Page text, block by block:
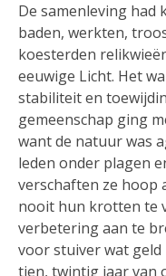
De samenleving had
baden, werkten,
koesterden
eeuwige Licht. Het
stabiliteit en
gemeenschap ging
want de natuur was
leden onder plagen
verschaften ze hoop
nooit hun krotten te
verbetering aan te
voor stuiver wat
tien, twintig jaar van